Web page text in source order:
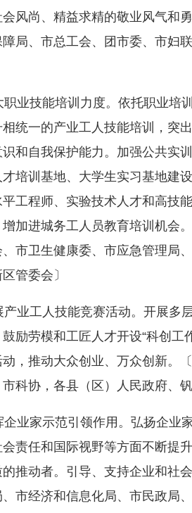
风尚、精益求精的敬业风气和
局、市总工会、团市委、市妇
技能培训力度。依托职业培
统一的产业工人技能培训，突
和自我保护能力。加强公共实
培训基地、大学生实习基地建
工程师、实验技术人才和高技
增加进城务工人员教育培训机会
、市卫生健康委、市应急管理局
管委会〕
工人技能竞赛活动。开展多
励劳模和工匠人才开设“科创工
，推动大众创业、万众创新。
科协，各县（区）人民政府、
家示范引领作用。弘扬企业
责任和国际视野等方面不断提
推动者。引导、支持企业和社
、市经济和信息化局、市民政局